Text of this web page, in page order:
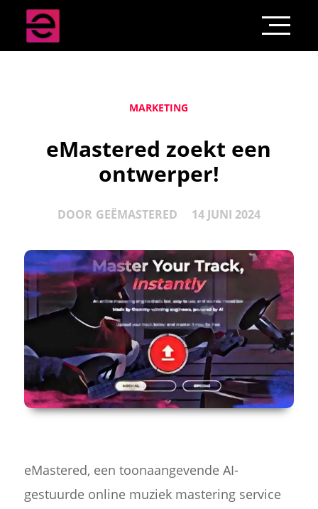
MARKETING
eMastered zoekt een
ontwerper!
DOOR GEËMASTERED 14 JUNI 2024
eMastered, een toonaangevende AI-
gestuurde online muziek mastering service